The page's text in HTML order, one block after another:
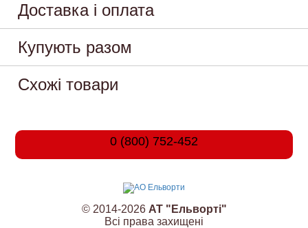
Доставка і оплата
Купують разом
Схожі товари
0 (800) 752-452
© 2014-2026 АТ "Ельворті"
Всі права захищені